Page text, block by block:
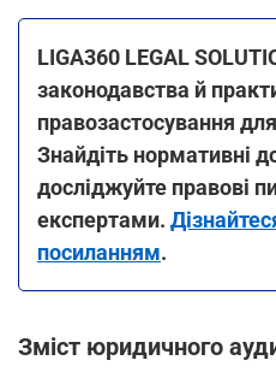
LIGA360 LEGAL
законодавства й
правозастосування
Знайдіть нормативні
досліджуйте правові
експертами.
посиланням.
Зміст юридичного